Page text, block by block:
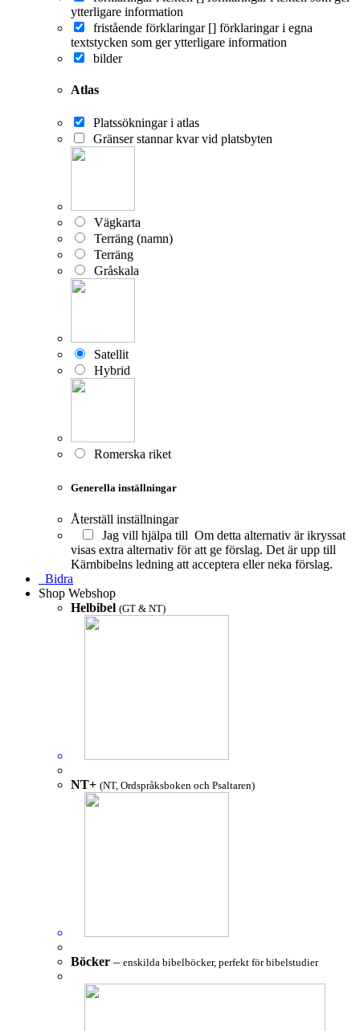
ytterligare information
fristående förklaringar [] förklaringar i egna
textstycken som ger ytterligare information
bilder
Atlas
Platssökningar i atlas
Gränser stannar kvar vid platsbyten
Vägkarta
Terräng (namn)
Terräng
Gråskala
Satellit
Hybrid
Romerska riket
Generella inställningar
Återställ inställningar
Jag vill hjälpa till Om detta alternativ är ikryssat
visas extra alternativ för att ge förslag. Det är upp till
Kärnbibelns ledning att acceptera eller neka förslag.
Bidra
Shop Webshop
Helbibel (GT & NT)
NT+ (NT, Ordspråksboken och Psaltaren)
Böcker – enskilda bibelböcker, perfekt för bibelstudier